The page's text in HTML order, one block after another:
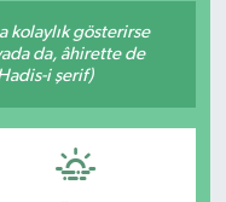
kolaylık gösterirse
da, âhirette de
i şerif)